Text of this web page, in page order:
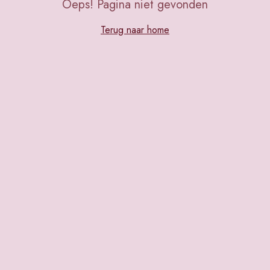
Oeps! Pagina niet gevonden
Terug naar home